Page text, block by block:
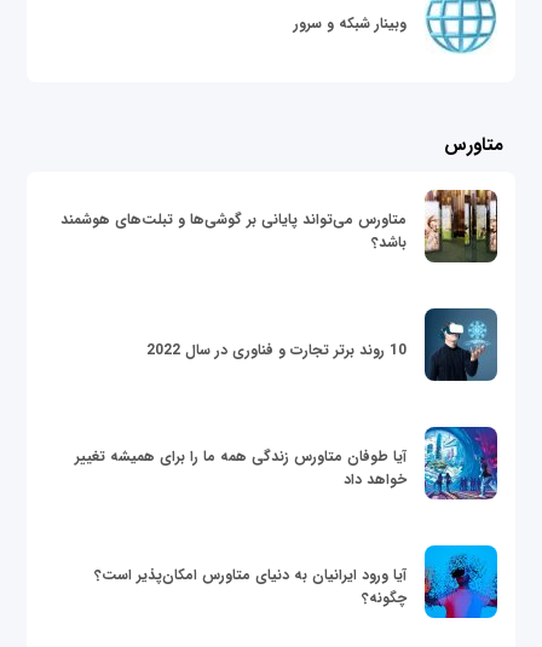
وبینار شبکه و سرور
متاورس
متاورس می‌تواند پایانی بر گوشی‌ها و تبلت‌های هوشمند
باشد؟
10 روند برتر تجارت و فناوری در سال 2022
آیا طوفان متاورس زندگی همه ما را برای همیشه تغییر
خواهد داد
آیا ورود ایرانیان به دنیای متاورس امکان‌پذیر است؟
چگونه؟